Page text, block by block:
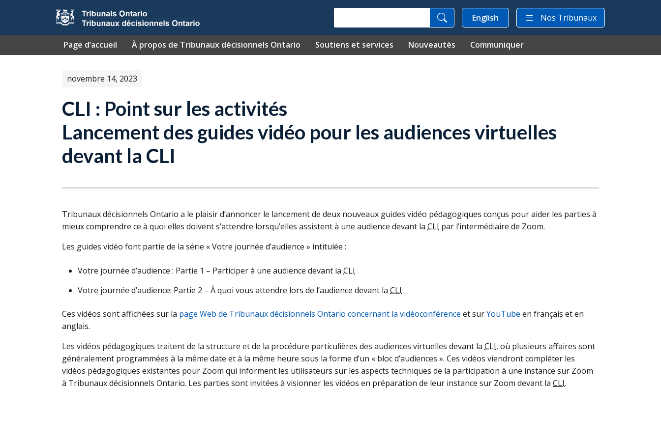
English Nos Tribunaux
Page d’accueil À propos de Tribunaux décisionnels Ontario Soutiens et services Nouveautés Communiquer
novembre 14, 2023
CLI : Point sur les activités
Lancement des guides vidéo pour les audiences virtuelles
devant la CLI
Tribunaux décisionnels Ontario a le plaisir d’annoncer le lancement de deux nouveaux guides vidéo pédagogiques conçus pour aider les parties à
mieux comprendre ce à quoi elles doivent s’attendre lorsqu’elles assistent à une audience devant la CLI par l’intermédiaire de Zoom.
Les guides vidéo font partie de la série « Votre journée d’audience » intitulée :
Votre journée d’audience : Partie 1 – Participer à une audience devant la CLI
Votre journée d’audience: Partie 2 – À quoi vous attendre lors de l’audience devant la CLI
Ces vidéos sont affichées sur la page Web de Tribunaux décisionnels Ontario concernant la vidéoconférence et surYouTube en français et en
anglais.
Les vidéos pédagogiques traitent de la structure et de la procédure particulières des audiences virtuelles devant la CLI, où plusieurs affaires sont
généralement programmées à la même date et à la même heure sous la forme d’un « bloc d’audiences ». Ces vidéos viendront compléter les
vidéos pédagogiques existantes pour Zoom qui informent les utilisateurs sur les aspects techniques de la participation à une instance sur Zoom
à Tribunaux décisionnels Ontario. Les parties sont invitées à visionner les vidéos en préparation de leur instance sur Zoom devant la CLI.